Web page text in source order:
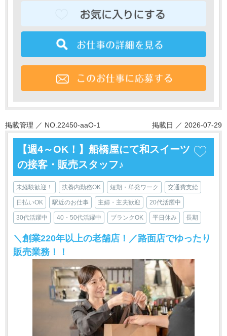
掲載管理 ／ NO.22450-aaO-1 掲載日 ／ 2026-07-29
【週4～OK！】船橋屋にて和スイーツ
の接客・販売スタッフ♪
未経験歓迎！ 扶養内勤務OK 短期・単発ワーク 交通費支給
日払いOK 駅近のお仕事 主婦・主夫歓迎 20代活躍中
30代活躍中 40・50代活躍中 ブランクOK 平日休み 長期
＼創業220年以上の老舗店！／路面店でゆったり
販売業務！！